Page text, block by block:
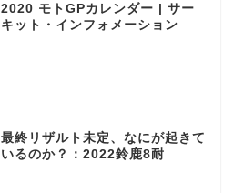
2020 モトGPカレンダー | サー
キット・インフォメーション
最終リザルト未定、なにが起きて
いるのか？：2022鈴鹿8耐